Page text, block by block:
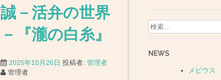
誠－活弁の世界
－『瀧の白糸』
2025年10月26日 投稿者: 管理者
管理者
検
索:
NEWS
メビウス